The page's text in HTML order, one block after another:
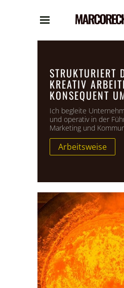
STRUKTURIERT
KREATIV
KONSEQUENT
Ich begleite
und operativ in der
Marketing und
Arbeitsweise